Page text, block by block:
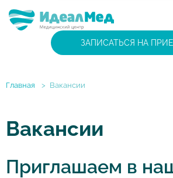
ЗАПИСАТЬСЯ НА
Главная > Вакансии
Вакансии
Приглашаем в